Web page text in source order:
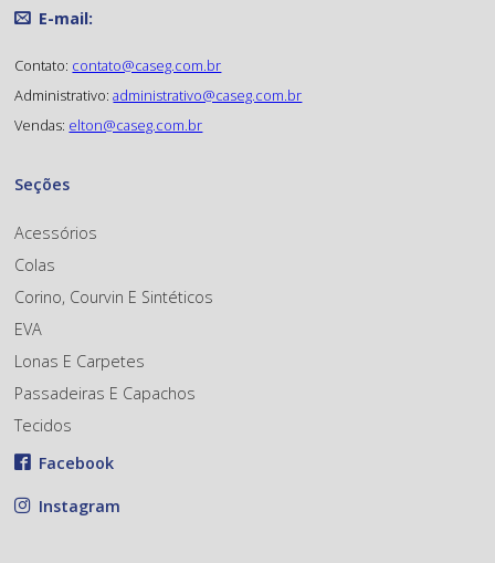
E-mail:
Contato: contato@caseg.com.br
Administrativo:administrativo@caseg.com.br
Vendas: elton@caseg.com.br
Seções
Acessórios
Colas
Corino, Courvin E Sintéticos
EVA
Lonas E Carpetes
Passadeiras E Capachos
Tecidos
Facebook
Instagram